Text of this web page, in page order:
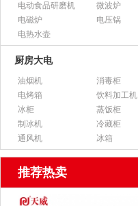
电动食品研磨机
微波炉
电磁炉
电压锅
电热水壶
厨房大电
油烟机
消毒柜
电烤箱
饮料加工机
冰柜
蒸饭柜
制冰机
冷藏柜
通风机
冰箱
推荐热卖